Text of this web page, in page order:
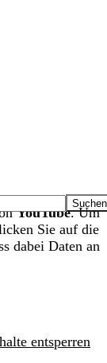
YouTube. Um
Sie auf die
dabei Daten an
entsperren